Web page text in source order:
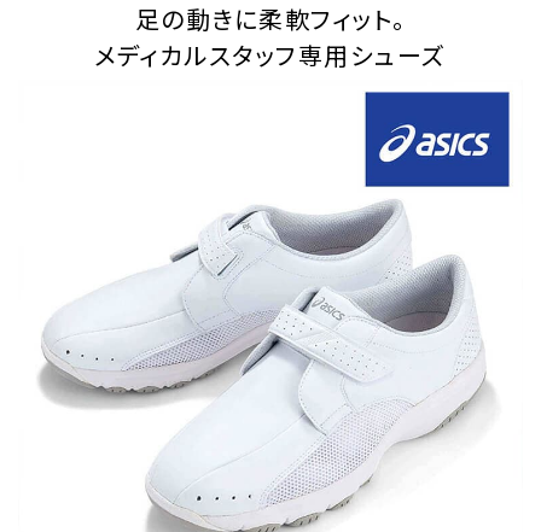
足の動きに柔軟フィット。
メディカルスタッフ専用シューズ